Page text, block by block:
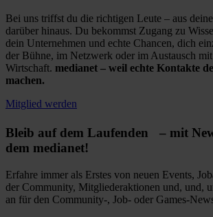
Bei uns triffst du die richtigen Leute – aus
darüber hinaus. Du bekommst Zugang zu
dein Unternehmen und echte Chancen, dich
der Bühne, im Netzwerk oder im Austausch
Wirtschaft. medianet – weil echte Kontakte
machen.
Mitglied werden
Bleib auf dem Laufenden – mit
dem medianet!
Erfahre immer als Erstes von neuen Events,
der Community, Mitgliederaktionen und, und,
an für den Community-, Job- oder Games-